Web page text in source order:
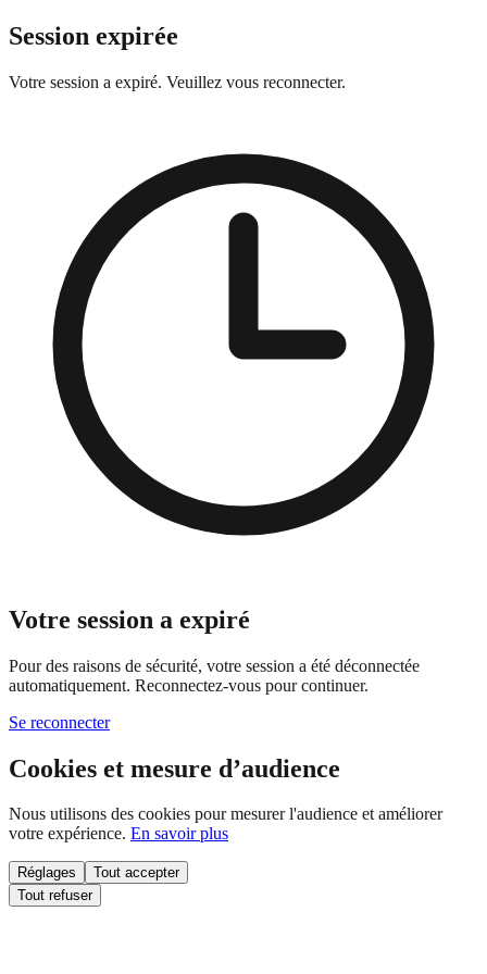
Session expirée
Votre session a expiré. Veuillez vous reconnecter.
Votre session a expiré
Pour des raisons de sécurité, votre session a été déconnectée
automatiquement. Reconnectez-vous pour continuer.
Se reconnecter
Cookies et mesure d’audience
Nous utilisons des cookies pour mesurer l'audience et améliorer
votre expérience. En savoir plus
Réglages
Tout accepter
Tout refuser